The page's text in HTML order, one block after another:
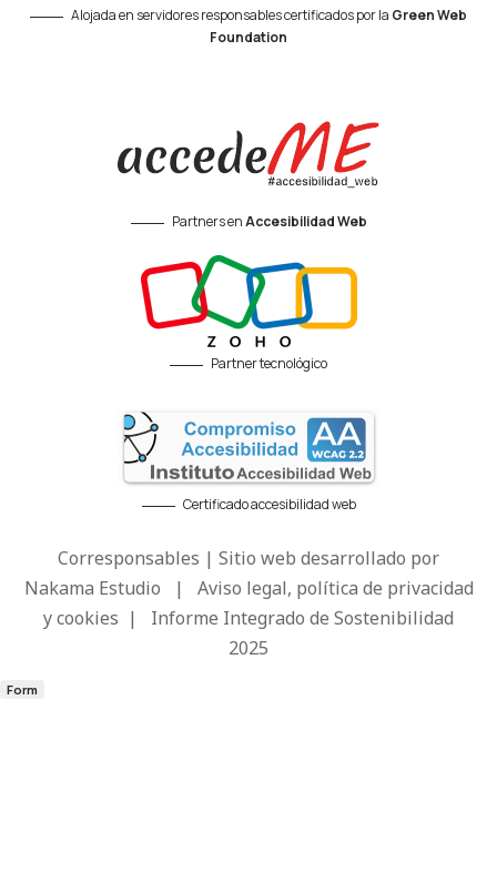
Alojada en servidores responsables certificados por la Green Web
Foundation
Partners enAccesibilidad Web
Partner tecnológico
Certificado accesibilidad web
Corresponsables | Sitio web desarrollado por
Nakama Estudio | Aviso legal, política de privacidad
y cookies | Informe Integrado de Sostenibilidad
2025
Form